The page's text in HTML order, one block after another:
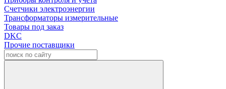
Счетчики электроэнергии
Трансформаторы измерительные
Товары под заказ
DKC
Прочие поставщики